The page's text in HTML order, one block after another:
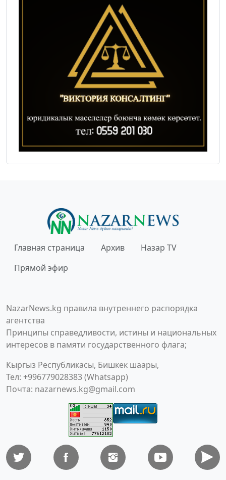
Главная страница Архив
Назар TV
Прямой эфир
NazarNews.kg правила внутреннего распорядка
агентства
Принципы справедливости, истины и национальных
интересов в памяти государственного флага;
Кыргыз Республикасы, Бишкек шаары,
Тел: +996779028383 (Whatsapp)
Почта: nazarnews.kg@gmail.com